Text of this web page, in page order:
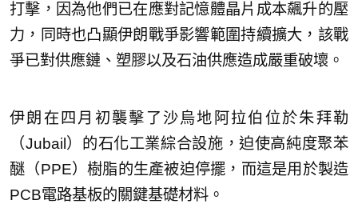
打擊，因為他們已在應對記憶體晶片成本飆升的壓
力，同時也凸顯伊朗戰爭影響範圍持續擴大，該戰
爭已對供應鏈、塑膠以及石油供應造成嚴重破壞。
伊朗在四月初襲擊了沙烏地阿拉伯位於朱拜勒
（Jubail）的石化工業綜合設施，迫使高純度聚苯
醚（PPE）樹脂的生產被迫停擺，而這是用於製造
PCB電路基板的關鍵基礎材料。